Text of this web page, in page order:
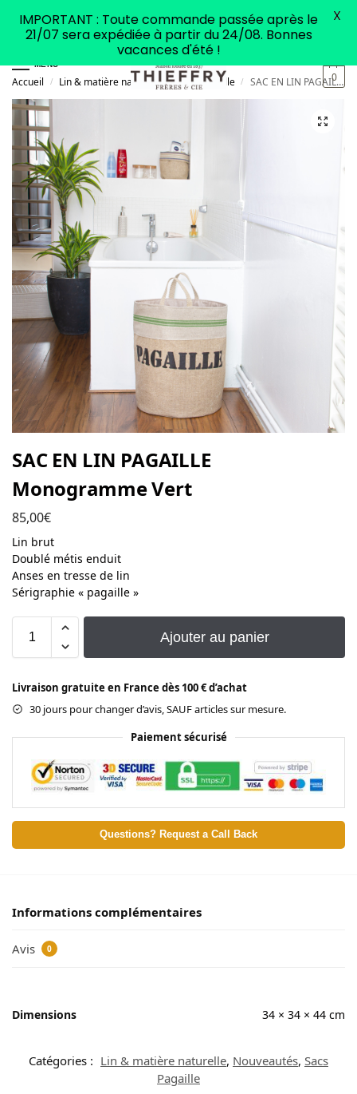
MENU
0
Accueil / Lin & matière naturelle / Sacs Pagaille / SAC EN LIN PAGAILLE Monogramme Vert
SAC EN LIN PAGAILLE
Monogramme Vert
85,00€
Lin brut
Doublé métis enduit
Anses en tresse de lin
Sérigraphie « pagaille »
Ajouter au panier
Livraison gratuite en France dès 100 € d’achat
30 jours pour changer d’avis, SAUF articles sur mesure.
Paiement sécurisé
Questions? Request a Call Back
Informations complémentaires
Avis 0
Dimensions 34 × 34 × 44 cm
Catégories : Lin & matière naturelle, Nouveautés, Sacs
Pagaille
IMPORTANT : Toute commande passée après le
21/07 sera expédiée à partir du 24/08. Bonnes
vacances d'été !
X